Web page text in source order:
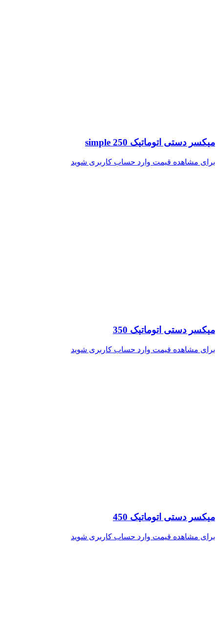
میکسر دستی اتوماتیک 250 simple
برای مشاهده قیمت وارد حساب کاربری شوید
میکسر دستی اتوماتیک 350
برای مشاهده قیمت وارد حساب کاربری شوید
میکسر دستی اتوماتیک 450
برای مشاهده قیمت وارد حساب کاربری شوید